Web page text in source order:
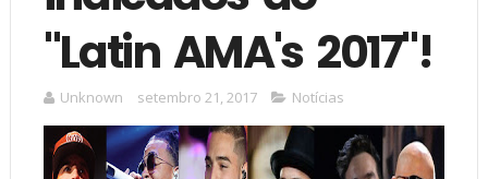
"Latin AMA's 2017"!
Unknown setembro 21, 2017 Notícias